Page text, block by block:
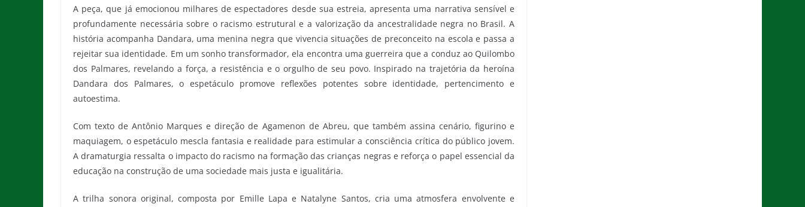
A peça, que já emocionou milhares de espectadores desde sua estreia, apresenta uma narrativa sensível e
profundamente necessária sobre o racismo estrutural e a valorização da ancestralidade negra no Brasil. A
história acompanha Dandara, uma menina negra que vivencia situações de preconceito na escola e passa a
rejeitar sua identidade. Em um sonho transformador, ela encontra uma guerreira que a conduz ao Quilombo
dos Palmares, revelando a força, a resistência e o orgulho de seu povo. Inspirado na trajetória da heroína
Dandara dos Palmares, o espetáculo promove reflexões potentes sobre identidade, pertencimento e
autoestima.
Com texto de Antônio Marques e direção de Agamenon de Abreu, que também assina cenário, figurino e
maquiagem, o espetáculo mescla fantasia e realidade para estimular a consciência crítica do público jovem.
A dramaturgia ressalta o impacto do racismo na formação das crianças negras e reforça o papel essencial da
educação na construção de uma sociedade mais justa e igualitária.
A trilha sonora original, composta por Emille Lapa e Natalyne Santos, cria uma atmosfera envolvente e